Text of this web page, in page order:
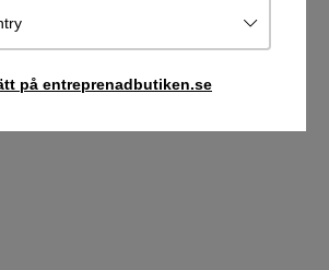
på entreprenadbutiken.se